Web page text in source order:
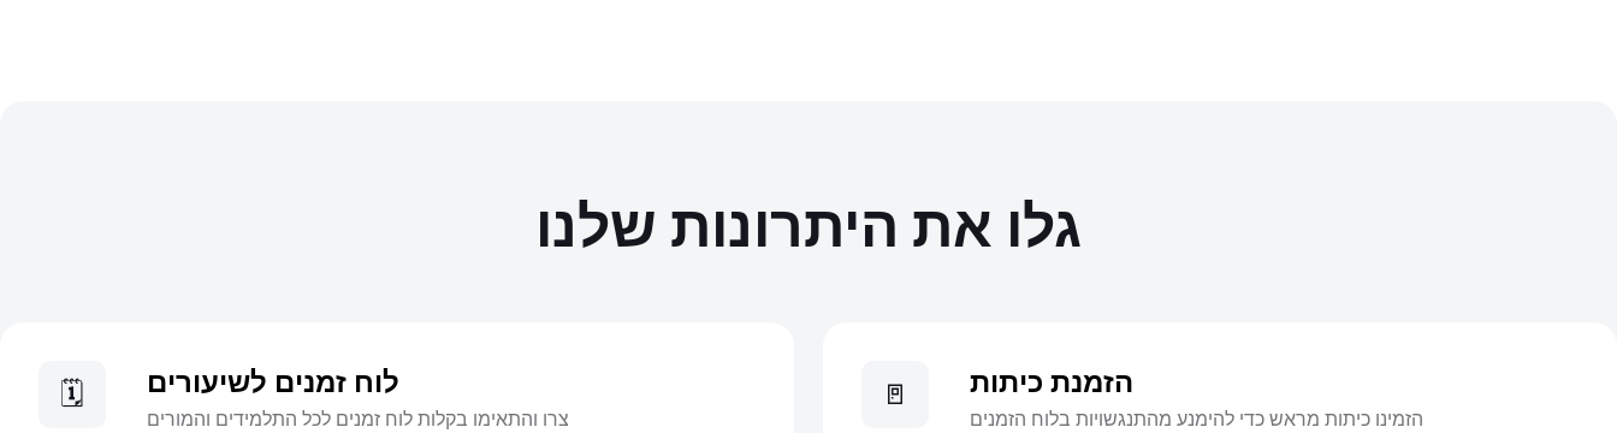
גלו את היתרונות שלנו
🗓️ לוח זמנים לשיעורים
צרו והתאימו בקלות לוח זמנים לכל התלמידים והמורים
🚪 הזמנת כיתות
הזמינו כיתות מראש כדי להימנע מהתנגשויות בלוח הזמנים